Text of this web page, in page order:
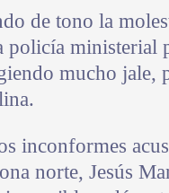
de tono la
policía ministerial
mucho jale,
inconformes
norte, Jesús